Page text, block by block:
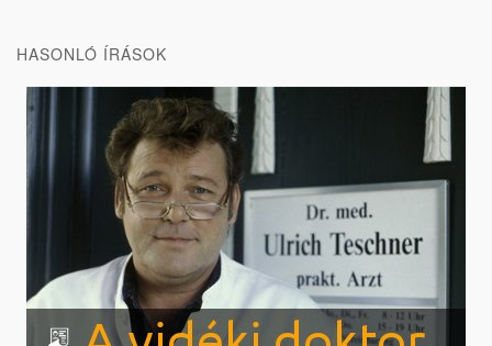
HASONLÓ ÍRÁSOK